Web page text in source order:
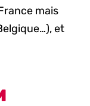
mais
et